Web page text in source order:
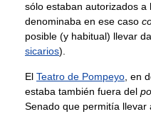
sólo estaban autorizados a
denominaba en ese caso
posible (y habitual) llevar
sicarios).
El Teatro de Pompeyo , en
estaba también fuera del
Senado que permitía llevar